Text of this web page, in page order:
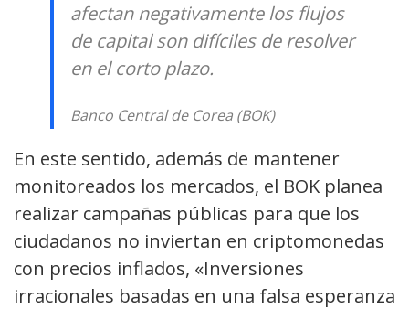
afectan negativamente los flujos
de capital son difíciles de resolver
en el corto plazo.
Banco Central de Corea (BOK)
En este sentido, además de mantener
monitoreados los mercados, el BOK planea
realizar campañas públicas para que los
ciudadanos no inviertan en criptomonedas
con precios inflados, «Inversiones
irracionales basadas en una falsa esperanza